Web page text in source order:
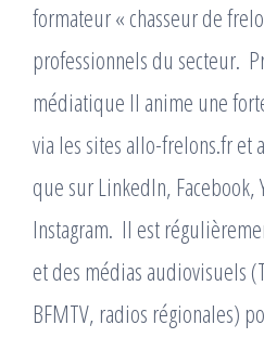
formateur « chasseur de
professionnels du secteur.
médiatique Il anime une
via les sites allo-frelons.fr et
que sur LinkedIn, Facebook,
Instagram. ​ Il est
et des médias audiovisuels
BFMTV, radios régionales)